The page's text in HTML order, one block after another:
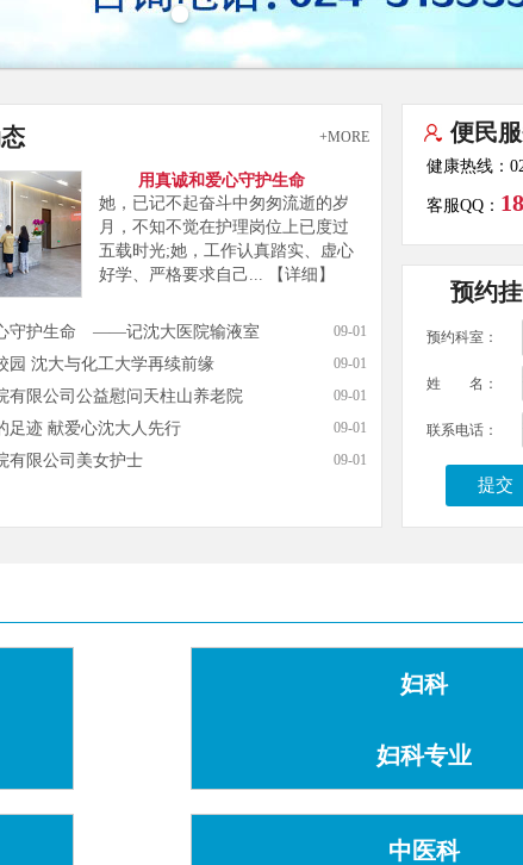
+MORE
用真诚和爱心守护生命
她，已记不起奋斗中匆匆流逝的岁
月，不知不觉在护理岗位上已度过
五载时光;她，工作认真踏实、虚心
好学、严格要求自己...
【详细】
守护生命 ——记沈大医院输液室 09-01
园 沈大与化工大学再续前缘 09-01
有限公司公益慰问天柱山养老院 09-01
足迹 献爱心沈大人先行 09-01
有限公司美女护士 09-01
便民
健康热线：
客服QQ：
预约
预约科室：
姓 名：
联系电话：
妇科
妇科专业
中医科